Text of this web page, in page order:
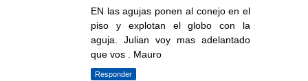
EN las agujas ponen al conejo en el
piso y explotan el globo con la
aguja. Julian voy mas adelantado
que vos . Mauro
Responder